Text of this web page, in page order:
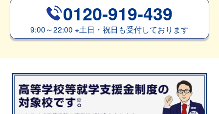
0120-919-439
9:00～22:00 ※土日・祝日も受付しております